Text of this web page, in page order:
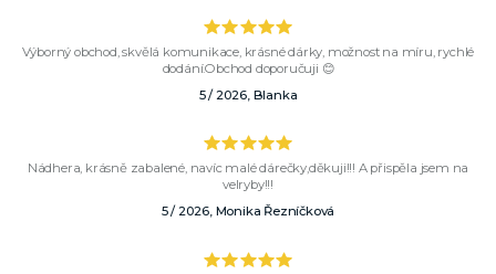
Výborný obchod, skvělá komunikace, krásné dárky, možnost na míru, rychlé
dodání.Obchod doporučuji 😊
5 / 2026, Blanka
Nádhera, krásně zabalené, navíc malé dárečky,děkuji!!! A přispěla jsem na
velryby!!!
5 / 2026, Monika Řezníčková